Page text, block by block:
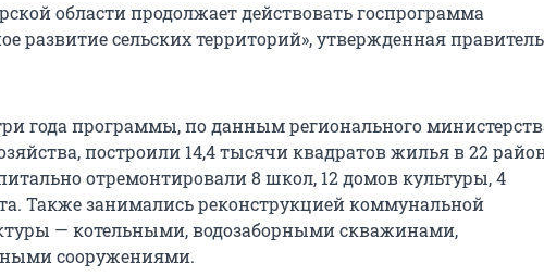
области продолжает действовать госпрограмма
развитие сельских территорий», утвержденная
года программы, по данным регионального
построили 14,4 тысячи квадратов жилья в 22
отремонтировали 8 школ, 12 домов культуры, 4
Также занимались реконструкцией коммунальной
— котельными, водозаборными скважинами,
сооружениями.